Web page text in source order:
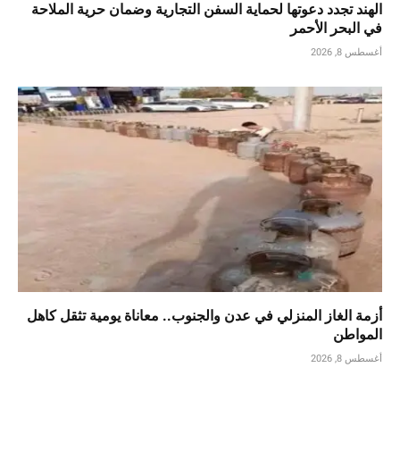
الهند تجدد دعوتها لحماية السفن التجارية وضمان حرية الملاحة
في البحر الأحمر
أغسطس 8, 2026
أزمة الغاز المنزلي في عدن والجنوب.. معاناة يومية تثقل كاهل
المواطن
أغسطس 8, 2026